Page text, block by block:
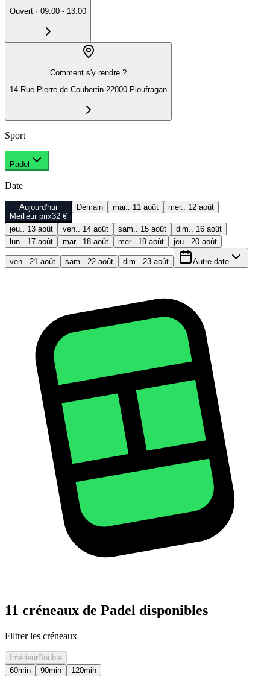
Ouvert · 09:00 - 13:00
Comment s'y rendre ?
14 Rue Pierre de Coubertin 22000 Ploufragan
Sport
Padel
Date
Aujourd'hui
Meilleur prix32 €
Demain mar.. 11 août mer.. 12 août
jeu.. 13 août ven.. 14 août sam.. 15 août
dim.. 16 août
lun.. 17 août
mar.. 18 août mer.. 19 août jeu.. 20 août
ven.. 21 août sam.. 22 août dim.. 23 août Autre date
11 créneaux de Padel disponibles
Filtrer les créneaux
IntérieurDouble
60min 90min 120min